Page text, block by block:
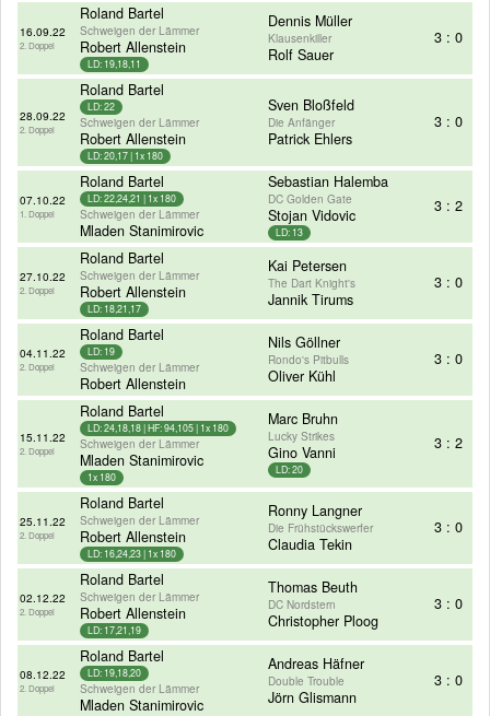
16.09.22
2. Doppel
Roland Bartel
Schweigen der Lämmer
Robert Allenstein
LD: 19,18,11
Dennis Müller
Klausenkiller
Rolf Sauer
3 : 0
28.09.22
2. Doppel
Roland Bartel
LD: 22
Schweigen der Lämmer
Robert Allenstein
LD: 20,17 | 1x 180
Sven Bloßfeld
Die Anfänger
Patrick Ehlers
3 : 0
07.10.22
1. Doppel
Roland Bartel
LD: 22,24,21 | 1x 180
Schweigen der Lämmer
Mladen Stanimirovic
Sebastian Halemba
DC Golden Gate
Stojan Vidovic
LD: 13
3 : 2
27.10.22
2. Doppel
Roland Bartel
Schweigen der Lämmer
Robert Allenstein
LD: 18,21,17
Kai Petersen
The Dart Knight's
Jannik Tirums
3 : 0
04.11.22
2. Doppel
Roland Bartel
LD: 19
Schweigen der Lämmer
Robert Allenstein
Nils Göllner
Rondo's Pitbulls
Oliver Kühl
3 : 0
15.11.22
2. Doppel
Roland Bartel
LD: 24,18,18 | HF: 94,105 | 1x 180
Schweigen der Lämmer
Mladen Stanimirovic
1x 180
Marc Bruhn
Lucky Strikes
Gino Vanni
LD: 20
3 : 2
25.11.22
2. Doppel
Roland Bartel
Schweigen der Lämmer
Robert Allenstein
LD: 16,24,23 | 1x 180
Ronny Langner
Die Frühstückswerfer
Claudia Tekin
3 : 0
02.12.22
2. Doppel
Roland Bartel
Schweigen der Lämmer
Robert Allenstein
LD: 17,21,19
Thomas Beuth
DC Nordstern
Christopher Ploog
3 : 0
08.12.22
2. Doppel
Roland Bartel
LD: 19,18,20
Schweigen der Lämmer
Mladen Stanimirovic
Andreas Häfner
Double Trouble
Jörn Glismann
3 : 0